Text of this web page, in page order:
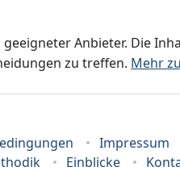
Anbieter. Die
zu treffen. Mehr
Impressum
Einblicke